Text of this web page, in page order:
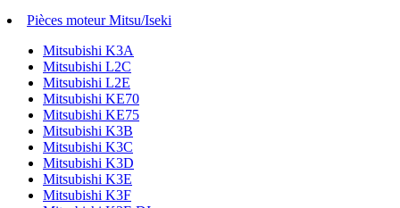
Pièces moteur Mitsu/Iseki
Mitsubishi K3A
Mitsubishi L2C
Mitsubishi L2E
Mitsubishi KE70
Mitsubishi KE75
Mitsubishi K3B
Mitsubishi K3C
Mitsubishi K3D
Mitsubishi K3E
Mitsubishi K3F